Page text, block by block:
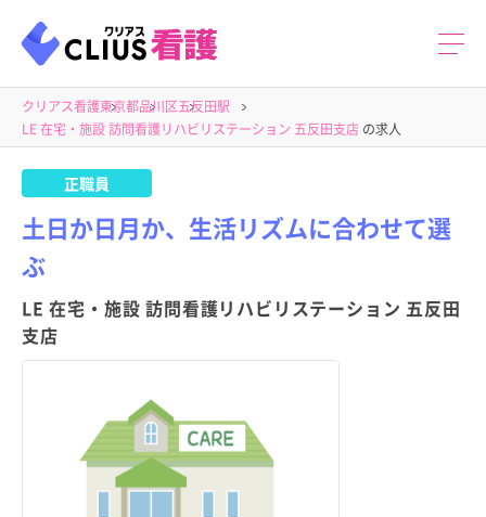
クリアス看護東京都品川区五反田駅
LE 在宅・施設 訪問看護リハビリステーション 五反田支店 の求人
正職員
土日か日月か、生活リズムに合わせて選
ぶ
LE 在宅・施設 訪問看護リハビリステーション 五反田
支店